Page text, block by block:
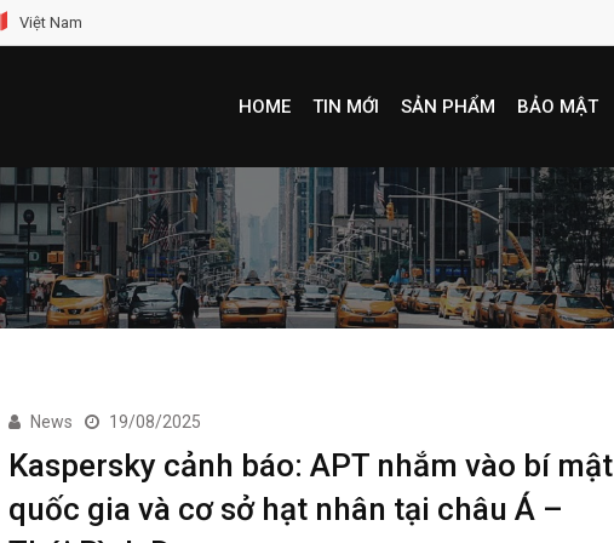
Việt Nam
HOME TIN MỚI SẢN PHẨM BẢO MẬT
News 19/08/2025
Kaspersky cảnh báo: APT nhắm vào bí mật
quốc gia và cơ sở hạt nhân tại châu Á –